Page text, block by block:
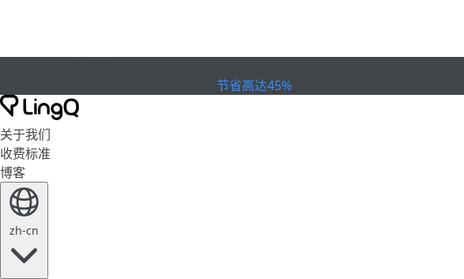
节省高达45%
关于我们
收费标准
博客
zh-cn